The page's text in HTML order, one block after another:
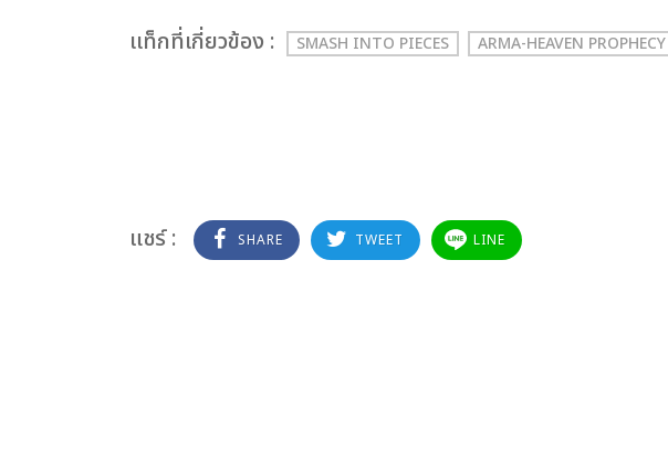
เเท็กที่เกี่ยวข้อง : SMASH INTO PIECES ARMA-HEAVEN
แชร์ : SHARE TWEET LINE